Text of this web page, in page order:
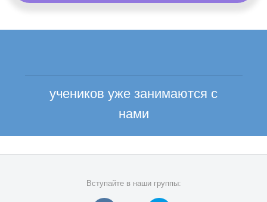
учеников уже занимаются с
нами
Вступайте в наши группы: